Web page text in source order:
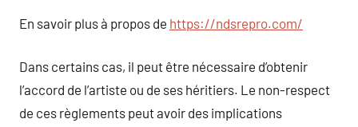
En savoir plus à propos de https://ndsrepro.com/
Dans certains cas, il peut être nécessaire d’obtenir
l’accord de l’artiste ou de ses héritiers. Le non-respect
de ces règlements peut avoir des implications